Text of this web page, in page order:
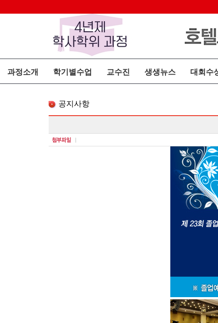
과정소개 학기별수업 교수진 생생뉴스 대회수
공지사항